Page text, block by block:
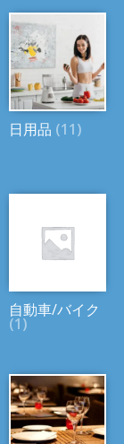
日用品 (11)
自動車/バイク
(1)